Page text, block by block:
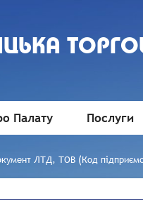
Палату Послуги
ЛТД, ТОВ (Код